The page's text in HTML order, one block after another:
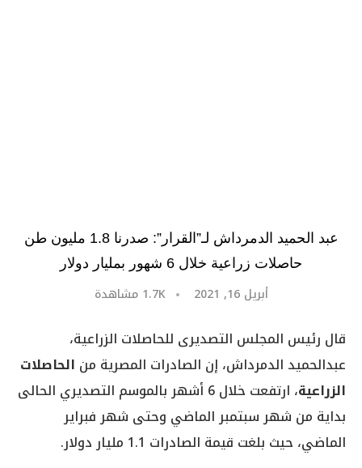
عبد الحميد الدمرداش لـ”القرار”: صدرنا 1.8 مليون طن
حاصلات زراعية خلال 6 شهور بمليار دولار
أبريل 16, 2021 1.7K مشاهدة
قال رئيس المجلس التصديرى للحاصلات الزراعية،
عبدالحميد الدمرداش، إن الصادرات المصرية من الحاصلات
الزراعية
، ارتفعت خلال 6 أشهر بالموسم التصديري الحالى
بداية من شهر سبتمبر الماضي وحتى شهر فبراير
الماضي، حيث بلغت قيمة الصادرات 1.1 مليار دولار.